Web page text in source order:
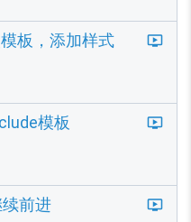
板，添加样式
模板
前进